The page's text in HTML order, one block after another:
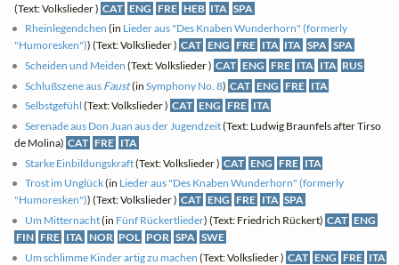
(Text: Volkslieder ) CAT ENG FRE HEB ITA SPA
Rheinlegendchen (in Lieder aus "Des Knaben Wunderhorn" (formerly
"Humoresken")) (Text: Volkslieder ) CAT ENG FRE ITA ITA SPA SPA
Scheiden und Meiden (Text: Volkslieder ) CAT ENG FRE ITA ITA RUS
Schlußszene aus Faust(inSymphony No. 8) CAT ENG FRE ITA
Selbstgefühl (Text: Volkslieder ) CAT ENG FRE ITA
Serenade aus Don Juan aus der Jugendzeit(Text: Ludwig Braunfels after Tirso
de Molina) CAT FRE ITA
Starke Einbildungskraft(Text: Volkslieder ) CAT ENG FRE ITA
Trost im Unglück(in Lieder aus "Des Knaben Wunderhorn" (formerly
"Humoresken")) (Text: Volkslieder ) CAT ENG FRE ITA SPA
Um Mitternacht(in Fünf Rückertlieder) (Text: Friedrich Rückert) CAT ENG
FIN FRE ITA NOR POL POR SPA SWE
Um schlimme Kinder artig zu machen (Text: Volkslieder ) CAT ENG FRE ITA